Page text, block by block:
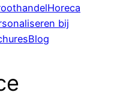
Horeca
bij
Blog